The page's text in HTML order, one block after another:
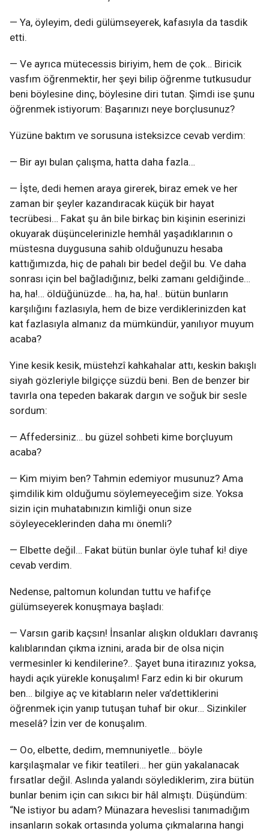
— Ya, öyleyim, dedi gülümseyerek, kafasıyla da tasdik
etti.
— Ve ayrıca mütecessis biriyim, hem de çok… Biricik
vasfım öğrenmektir, her şeyi bilip öğrenme tutkusudur
beni böylesine dinç, böylesine diri tutan. Şimdi ise şunu
öğrenmek istiyorum: Başarınızı neye borçlusunuz?
Yüzüne baktım ve sorusuna isteksizce cevab verdim:
— Bir ayı bulan çalışma, hatta daha fazla…
— İşte, dedi hemen araya girerek, biraz emek ve her
zaman bir şeyler kazandıracak küçük bir hayat
tecrübesi… Fakat şu ân bile birkaç bin kişinin eserinizi
okuyarak düşüncelerinizle hemhâl yaşadıklarının o
müstesna duygusuna sahib olduğunuzu hesaba
kattığımızda, hiç de pahalı bir bedel değil bu. Ve daha
sonrası için bel bağladığınız, belki zamanı geldiğinde…
ha, ha!… öldüğünüzde… ha, ha, ha!.. bütün bunların
karşılığını fazlasıyla, hem de bize verdiklerinizden kat
kat fazlasıyla almanız da mümkündür, yanılıyor muyum
acaba?
Yine kesik kesik, müstehzî kahkahalar attı, keskin bakışlı
siyah gözleriyle bilgiççe süzdü beni. Ben de benzer bir
tavırla ona tepeden bakarak dargın ve soğuk bir sesle
sordum:
— Affedersiniz… bu güzel sohbeti kime borçluyum
acaba?
— Kim miyim ben? Tahmin edemiyor musunuz? Ama
şimdilik kim olduğumu söylemeyeceğim size. Yoksa
sizin için muhatabınızın kimliği onun size
söyleyeceklerinden daha mı önemli?
— Elbette değil… Fakat bütün bunlar öyle tuhaf ki! diye
cevab verdim.
Nedense, paltomun kolundan tuttu ve hafifçe
gülümseyerek konuşmaya başladı:
— Varsın garib kaçsın! İnsanlar alışkın oldukları davranış
kalıblarından çıkma iznini, arada bir de olsa niçin
vermesinler ki kendilerine?.. Şayet buna itirazınız yoksa,
haydi açık yürekle konuşalım! Farz edin ki bir okurum
ben… bilgiye aç ve kitabların neler va’dettiklerini
öğrenmek için yanıp tutuşan tuhaf bir okur… Sizinkiler
meselâ? İzin ver de konuşalım.
— Oo, elbette, dedim, memnuniyetle… böyle
karşılaşmalar ve fikir teatîleri… her gün yakalanacak
fırsatlar değil. Aslında yalandı söylediklerim, zira bütün
bunlar benim için can sıkıcı bir hâl almıştı. Düşündüm:
“Ne istiyor bu adam? Münazara heveslisi tanımadığım
insanların sokak ortasında yoluma çıkmalarına hangi